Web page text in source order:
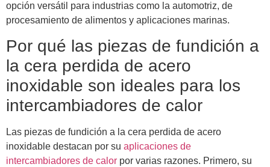
opción versátil para industrias como la automotriz, de
procesamiento de alimentos y aplicaciones marinas.
Por qué las piezas de fundición a
la cera perdida de acero
inoxidable son ideales para los
intercambiadores de calor
Las piezas de fundición a la cera perdida de acero
inoxidable destacan por su aplicaciones de
intercambiadores de calor por varias razones. Primero, su